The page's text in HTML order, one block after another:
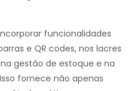
funcionalidades
e QR codes, nos lacres
gestão de estoque e na
fornece não apenas